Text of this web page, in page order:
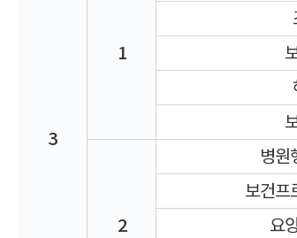
3
1
2
병원
보건프
요